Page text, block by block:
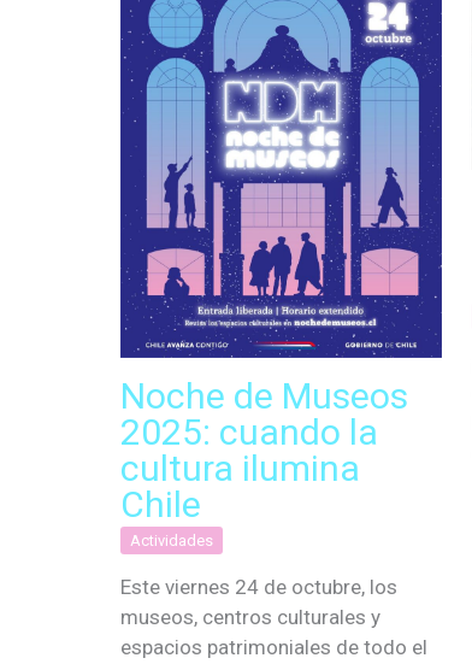
Noche de Museos
2025: cuando la
cultura ilumina
Chile
Actividades
Este viernes 24 de octubre, los
museos, centros culturales y
espacios patrimoniales de todo el